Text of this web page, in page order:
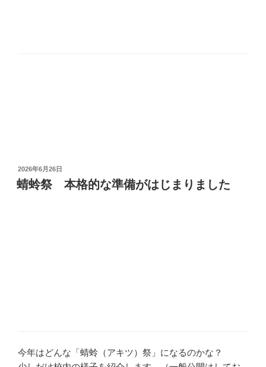
投
稿
日:
2026年6月26日
蜻蛉祭 本格的な準備がはじまりました
今年はどんな「蜻蛉（アキツ）祭」になるのかな？